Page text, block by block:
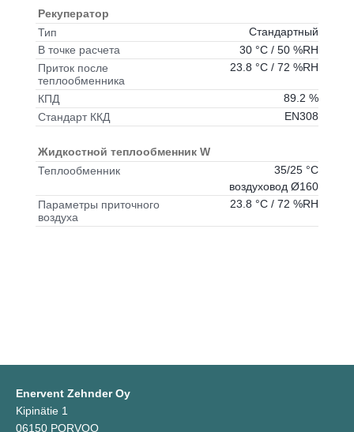
Рекуператор
Тип
Стандартный
В точке расчета
30 °C / 50 %RH
Приток после
теплообменника
23.8 °C / 72 %RH
КПД
89.2 %
Стандарт ККД
EN308
Жидкостной теплообменник W
Теплообменник
35/25 °C
воздуховод Ø160
Параметры приточного
воздуха
23.8 °C / 72 %RH
Enervent Zehnder Oy
Kipinätie 1
06150 PORVOO